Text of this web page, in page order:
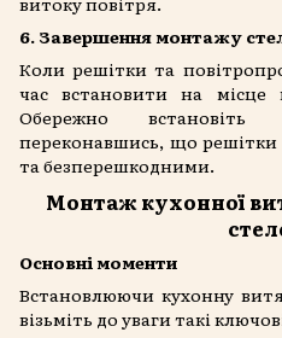
6. Завершення монтажу
Коли решітки та
час встановити на місце
Обережно
переконавшись, що
та безперешкодними.
Монтаж кухонної
Основні моменти
Встановлюючи кухонну
візьміть до уваги такі